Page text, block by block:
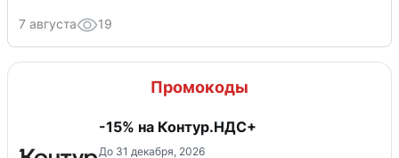
7 августа 19
Промокоды
-15% на Контур.НДС+
До 31 декабря, 2026